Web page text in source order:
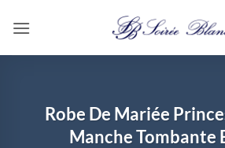
Robe De Mariée
Manche Tombante